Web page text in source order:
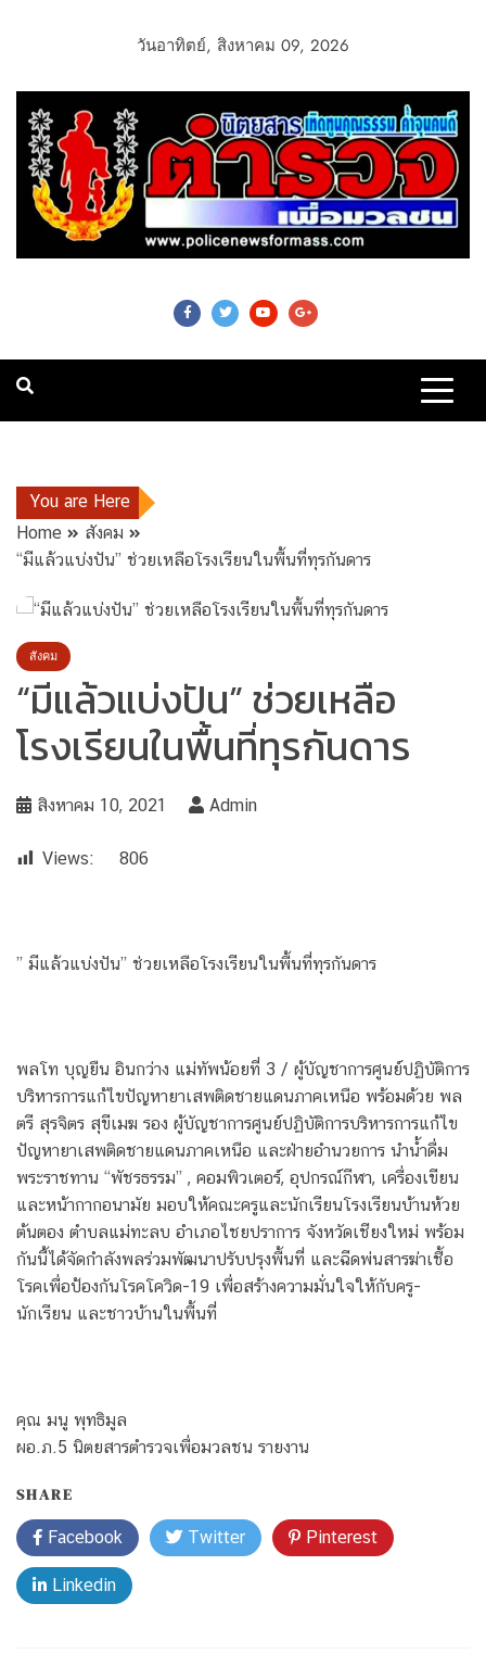
วันอาทิตย์, สิงหาคม 09, 2026
Police News For
Mass
You are Here
Home
สังคม
“มีแล้วแบ่งปัน” ช่วยเหลือโรงเรียนในพื้นที่ทุรกันดาร
สังคม
“มีแล้วแบ่งปัน” ช่วยเหลือ
โรงเรียนในพื้นที่ทุรกันดาร
สิงหาคม 10, 2021 Admin
Views: 806
” มีแล้วแบ่งปัน” ช่วยเหลือโรงเรียนในพื้นที่ทุรกันดาร
พลโท บุญยืน อินกว่าง แม่ทัพน้อยที่ 3 / ผู้บัญชาการศูนย์ปฏิบัติการ
บริหารการแก้ไขปัญหายาเสพติดชายแดนภาคเหนือ พร้อมด้วย พล
ตรี สุรจิตร สุขีเมฆ รอง ผู้บัญชาการศูนย์ปฏิบัติการบริหารการแก้ไข
ปัญหายาเสพติดชายแดนภาคเหนือ และฝ่ายอำนวยการ นำน้ำดื่ม
พระราชทาน “พัชรธรรม” , คอมพิวเตอร์, อุปกรณ์กีฬา, เครื่องเขียน
และหน้ากากอนามัย มอบให้คณะครูและนักเรียนโรงเรียนบ้านห้วย
ต้นตอง ตำบลแม่ทะลบ อำเภอไชยปราการ จังหวัดเชียงใหม่ พร้อม
กันนี้ได้จัดกำลังพลร่วมพัฒนาปรับปรุงพื้นที่ และฉีดพ่นสารฆ่าเชื้อ
โรคเพื่อป้องกันโรคโควิด-19 เพื่อสร้างความมั่นใจให้กับครู-
นักเรียน และชาวบ้านในพื้นที่
คุณ มนู พุทธิมูล
ผอ.ภ.5 นิตยสารตำรวจเพื่อมวลชน รายงาน
SHARE
Facebook Twitter Pinterest
Linkedin